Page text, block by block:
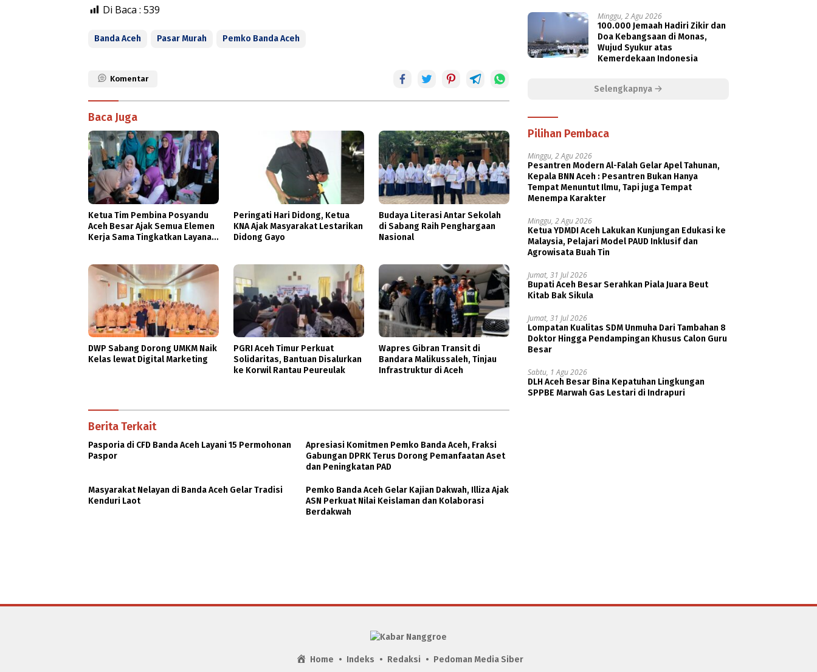
Di Baca : 539
Banda Aceh Pasar Murah Pemko Banda Aceh
Komentar
Baca Juga
Ketua Tim Pembina Posyandu
Aceh Besar Ajak Semua Elemen
Kerja Sama Tingkatkan Layanan
Peringati Hari Didong, Ketua
KNA Ajak Masyarakat Lestarikan
Didong Gayo
Budaya Literasi Antar Sekolah
di Sabang Raih Penghargaan
Nasional
DWP Sabang Dorong UMKM Naik
Kelas lewat Digital Marketing
PGRI Aceh Timur Perkuat
Solidaritas, Bantuan Disalurkan
ke Korwil Rantau Peureulak
Wapres Gibran Transit di
Bandara Malikussaleh, Tinjau
Infrastruktur di Aceh
Berita Terkait
Pasporia di CFD Banda Aceh Layani 15 Permohonan
Paspor
Apresiasi Komitmen Pemko Banda Aceh, Fraksi
Gabungan DPRK Terus Dorong Pemanfaatan Aset
dan Peningkatan PAD
Masyarakat Nelayan di Banda Aceh Gelar Tradisi
Kenduri Laot
Pemko Banda Aceh Gelar Kajian Dakwah, Illiza Ajak
ASN Perkuat Nilai Keislaman dan Kolaborasi
Berdakwah
Minggu, 2 Agu 2026
100.000 Jemaah Hadiri Zikir dan
Doa Kebangsaan di Monas,
Wujud Syukur atas
Kemerdekaan Indonesia
Selengkapnya
Pilihan Pembaca
Minggu, 2 Agu 2026
Pesantren Modern Al-Falah Gelar Apel Tahunan,
Kepala BNN Aceh : Pesantren Bukan Hanya
Tempat Menuntut Ilmu, Tapi juga Tempat
Menempa Karakter
Minggu, 2 Agu 2026
Ketua YDMDI Aceh Lakukan Kunjungan Edukasi ke
Malaysia, Pelajari Model PAUD Inklusif dan
Agrowisata Buah Tin
Jumat, 31 Jul 2026
Bupati Aceh Besar Serahkan Piala Juara Beut
Kitab Bak Sikula
Jumat, 31 Jul 2026
Lompatan Kualitas SDM Unmuha Dari Tambahan 8
Doktor Hingga Pendampingan Khusus Calon Guru
Besar
Sabtu, 1 Agu 2026
DLH Aceh Besar Bina Kepatuhan Lingkungan
SPPBE Marwah Gas Lestari di Indrapuri
Home Indeks Redaksi Pedoman Media Siber